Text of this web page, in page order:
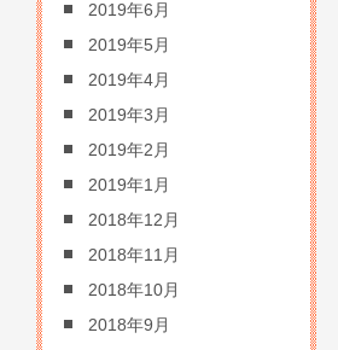
2019年6月
2019年5月
2019年4月
2019年3月
2019年2月
2019年1月
2018年12月
2018年11月
2018年10月
2018年9月